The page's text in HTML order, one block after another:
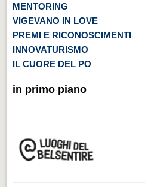
MENTORING
VIGEVANO IN LOVE
PREMI E RICONOSCIMENTI
INNOVATURISMO
IL CUORE DEL PO
in primo piano